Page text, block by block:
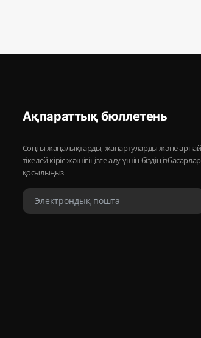
Ақпараттық бюллетень
Соңғы жаңалықтарды, жаңартуларды және
тікелей кіріс жәшігіңізге алу үшін біздің ізбасарлар
қосылыңыз